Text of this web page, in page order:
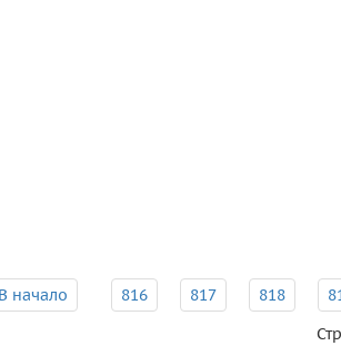
В начало 816 817 818